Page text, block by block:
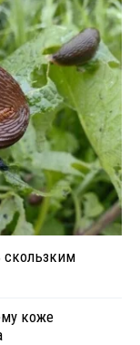
скользким
коже